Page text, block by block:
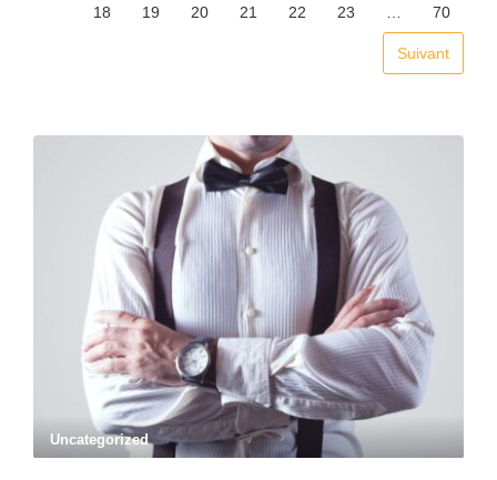
18 19 20 21 22 23 70
Suivant
Uncategorized